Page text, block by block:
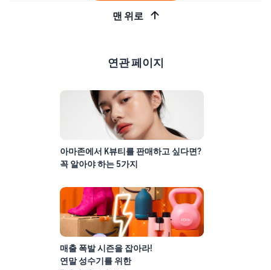
맨 위로
연관 페이지
아마존에서 K뷰티를 판매하고 싶다면?
꼭 알아야 하는 5가지
매출 폭발 시즌을 잡아라!
연말 성수기를 위한